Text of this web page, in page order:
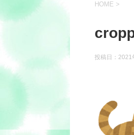
HOME >
投稿日： 2021